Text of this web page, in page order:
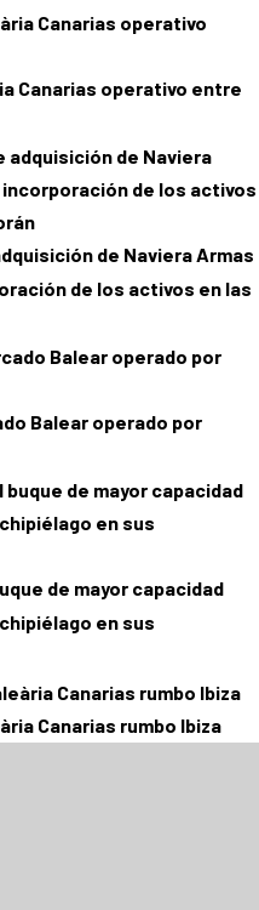
Canarias operativo entre
de Naviera Armas
de los activos en las
Balear operado por
de mayor capacidad
en sus
Canarias rumbo Ibiza